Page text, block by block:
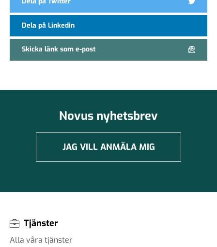
Dela på Linkedin
Skicka länk som e-post
Novus nyhetsbrev
JAG VILL ANMÄLA MIG
Tjänster
Alla våra tjänster